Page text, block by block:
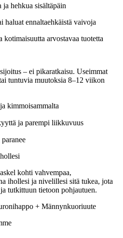
hehkua sisältäpäin
ennaltaehkäistä vaivoja
kotimaisuutta arvostavaa tuotetta
– ei pikaratkaisu. Useimmat
tuntuvia muutoksia 8–12 viikon
kimmoisammalta
ja parempi liikkuvuus
kohti vahvempaa,
ihollesi ja nivelillesi sitä tukea, jota
tutkittuun tietoon pohjautuen.
+ Männynkuoriuute